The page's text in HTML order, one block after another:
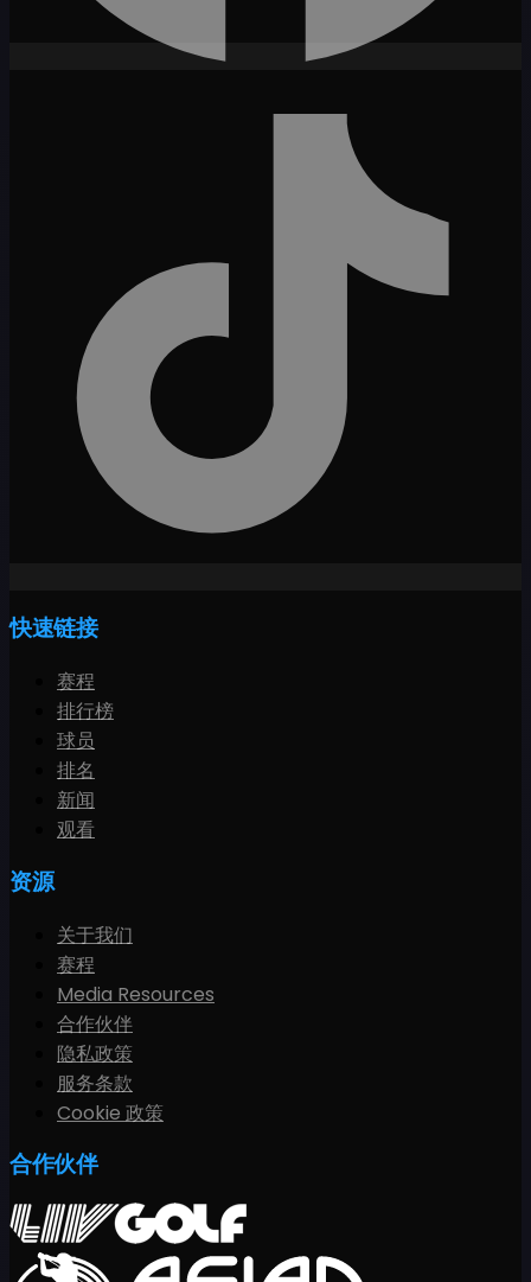
快速链接
赛程
排行榜
球员
排名
新闻
观看
资源
关于我们
赛程
Media Resources
合作伙伴
隐私政策
服务条款
Cookie 政策
合作伙伴